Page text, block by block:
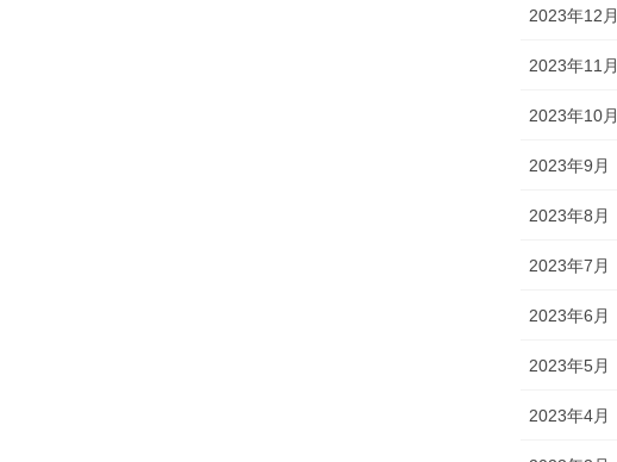
2023年12月
2023年11月
2023年10月
2023年9月
2023年8月
2023年7月
2023年6月
2023年5月
2023年4月